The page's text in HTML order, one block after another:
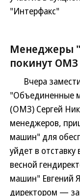
"Интерфакс"
Менеджеры
покинут ОМЗ
Вчера
"Объединенные
(ОМЗ) Сергей
менеджеров,
машин" для
уйдет в
весной
машин" Евгений
директором —